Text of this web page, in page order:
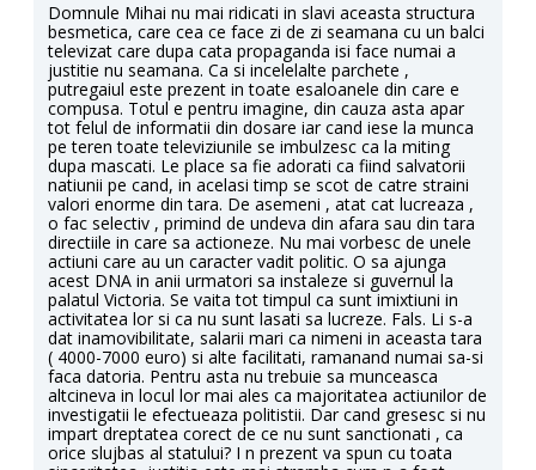
Domnule Mihai nu mai ridicati in slavi aceasta structura
besmetica, care cea ce face zi de zi seamana cu un balci
televizat care dupa cata propaganda isi face numai a
justitie nu seamana. Ca si incelelalte parchete ,
putregaiul este prezent in toate esaloanele din care e
compusa. Totul e pentru imagine, din cauza asta apar
tot felul de informatii din dosare iar cand iese la munca
pe teren toate televiziunile se imbulzesc ca la miting
dupa mascati. Le place sa fie adorati ca fiind salvatorii
natiunii pe cand, in acelasi timp se scot de catre straini
valori enorme din tara. De asemeni , atat cat lucreaza ,
o fac selectiv , primind de undeva din afara sau din tara
directiile in care sa actioneze. Nu mai vorbesc de unele
actiuni care au un caracter vadit politic. O sa ajunga
acest DNA in anii urmatori sa instaleze si guvernul la
palatul Victoria. Se vaita tot timpul ca sunt imixtiuni in
activitatea lor si ca nu sunt lasati sa lucreze. Fals. Li s-a
dat inamovibilitate, salarii mari ca nimeni in aceasta tara
( 4000-7000 euro) si alte facilitati, ramanand numai sa-si
faca datoria. Pentru asta nu trebuie sa munceasca
altcineva in locul lor mai ales ca majoritatea actiunilor de
investigatii le efectueaza politistii. Dar cand gresesc si nu
impart dreptatea corect de ce nu sunt sanctionati , ca
orice slujbas al statului? I n prezent va spun cu toata